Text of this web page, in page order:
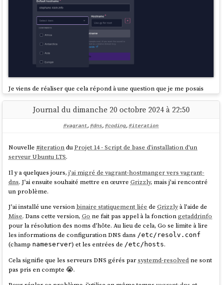
Ensuite, j'ai configuré dans la console Scaleway, le
test1   3600 IN A  8.8.8.8
Vérification :
+short
8.8.8.8
Conclusion : la réponse est oui, lemanaged service Scaleway Domains
and DNSpermet la délégation de sous-domaines 🙂.
Je viens de réaliser que cela répond à une question que je me posais
parviennent-ils à répartir le trafic entre différentsdatacentersavec
HAProxy .mais je n'avais pas pensé à la possibilité que le serveur
DNS puisse donner une réponse différente en fonction de l'IP de
la personne qui fait la requête.
De plus, cette réponse peut dépendre de la localisation de l'IP (GeoIP
Par exemple, depuis 2014, le serveur DNS
fonctionnalité "GeoIP Features ".
J'ai lu aussi que les gros acteurs utilisent la méthodeAnycast, mais
cette méthode nécessite de gérer son propreAutonomous System.
Journal du dimanche 20 octobre 2024 à 22:50
#vagrant, #dns, #coding, #iteration
Nouvelle #iterationduProjet 14 - Script de base d'installation d'un
serveur Ubuntu LTS.
Il y a quelques jours,j'ai migré de vagrant-hostmanger vers vagrant-
dns. J'ai ensuite souhaité mettre en œuvreGrizzly, mais j'ai rencontré
un problème.
J'ai installé une version binaire statiquement liée deGrizzlyà l'aide de
Mise. Dans cette version,Go ne fait pas appel à la fonction getaddrinfo
pour la résolution des noms d'hôte. Au lieu de cela, Go se limite à lire
les informations de configuration DNS dans /etc/resolv.conf
(champ nameserver) et les entrées de /etc/hosts.
Cela signifie que les serveurs DNS gérés parsystemd-resolved ne sont
pas pris en compte 😭.